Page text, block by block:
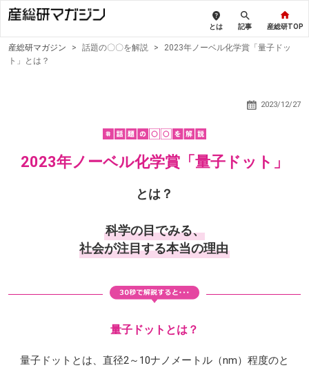
とは 記事 産総研TOP
産総研マガジン > 話題の〇〇を解説 >
2023年ノーベル化学賞「量子ドッ
ト」とは？
2023/12/27
2023年ノーベル化学賞「量子ドット」
とは？
科学の目でみる、
社会が注目する本当の理由
量子ドットとは？
量子ドットとは、直径2～10ナノメートル（nm）程度のと